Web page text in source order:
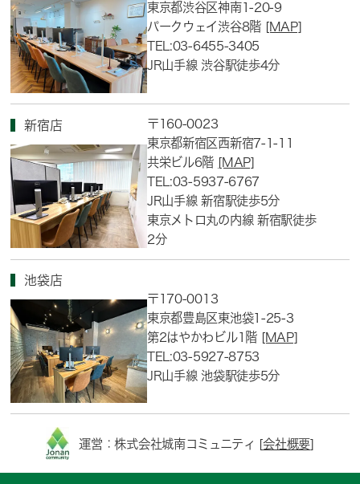
東京都渋谷区神南1-20-9
パークウェイ渋谷8階 [MAP]
TEL:03-6455-3405
JR山手線 渋谷駅徒歩4分
新宿店
〒160-0023
東京都新宿区西新宿7-1-11
共栄ビル6階 [MAP]
TEL:03-5937-6767
JR山手線 新宿駅徒歩5分
東京メトロ丸の内線 新宿駅徒歩
2分
池袋店
〒170-0013
東京都豊島区東池袋1-25-3
第2はやかわビル1階 [MAP]
TEL:03-5927-8753
JR山手線 池袋駅徒歩5分
運営：株式会社城南コミュニティ [会社概要]